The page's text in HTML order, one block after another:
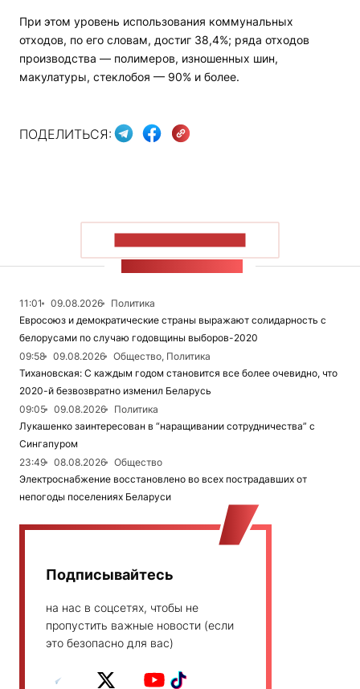
При этом уровень использования коммунальных
отходов, по его словам, достиг 38,4%; ряда отходов
производства — полимеров, изношенных шин,
макулатуры, стеклобоя — 90% и более.
ПОДЕЛИТЬСЯ:
11:01 09.08.2026
Политика
Евросоюз и демократические страны выражают солидарность с
белорусами по случаю годовщины выборов-2020
09:58
09.08.2026
Общество, Политика
Тихановская: С каждым годом становится все более очевидно, что
2020-й безвозвратно изменил Беларусь
09:05
09.08.2026
Политика
Лукашенко заинтересован в “наращивании сотрудничества” с
Сингапуром
23:49
08.08.2026
Общество
Электроснабжение восстановлено во всех пострадавших от
непогоды поселениях Беларуси
Подписывайтесь
на нас в соцсетях, чтобы не
пропустить важные новости (если
это безопасно для вас)